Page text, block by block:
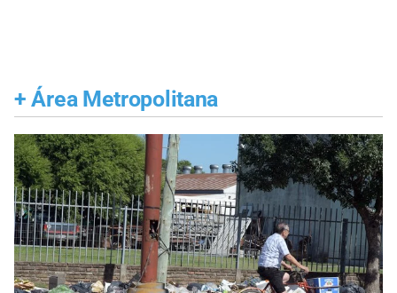
+ Área Metropolitana